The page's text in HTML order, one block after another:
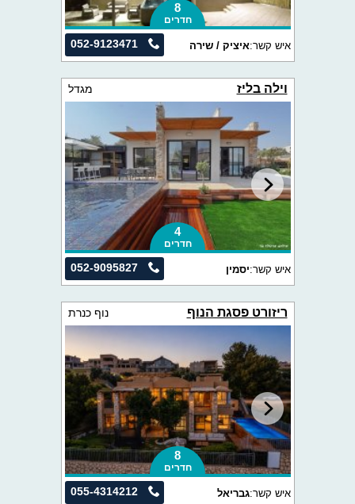
8
חדרים
052-9123471 איש קשר:איציק / שירה
וילה בליז מגדל
4
חדרים
052-9095827 איש קשר:יסמין
ריזורט פסגת הנוף נוף כנרת
8
חדרים
055-4314212 איש קשר:גבריאל